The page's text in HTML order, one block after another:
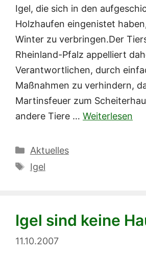
Igel, die sich in den
Holzhaufen eingenistet
Winter zu verbringen.Der
Rheinland-Pfalz appelliert
Verantwortlichen, durch
Maßnahmen zu verhindern,
Martinsfeuer zum
andere Tiere … Weiterlesen
Kategorien
Aktuelles
Schlagwörter
Igel
Igel sind keine
11.10.2007